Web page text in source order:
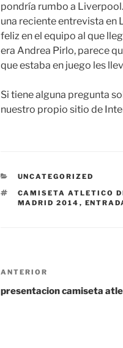
pondría rumbo a
una reciente entrevista en
feliz en el equipo al que
era Andrea Pirlo, parece
que estaba en juego les
Si tiene alguna pregunta
nuestro propio sitio de
CATEGORÍAS
UNCATEGORIZED
ETIQUETAS
CAMISETA ATLETICO
MADRID 2014 ,
Navegación
de
Entrada
anterior:
ANTERIOR
presentacion camiseta